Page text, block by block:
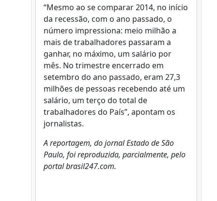
“Mesmo ao se comparar 2014, no início
da recessão, com o ano passado, o
número impressiona: meio milhão a
mais de trabalhadores passaram a
ganhar, no máximo, um salário por
mês. No trimestre encerrado em
setembro do ano passado, eram 27,3
milhões de pessoas recebendo até um
salário, um terço do total de
trabalhadores do País”, apontam os
jornalistas.
A reportagem, do jornal Estado de São
Paulo, foi reproduzida, parcialmente, pelo
portal brasil247.com.